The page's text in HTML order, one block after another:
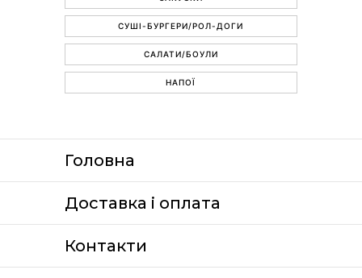
СУШІ-БУРГЕРИ/РОЛ-ДОГИ
САЛАТИ/БОУЛИ
НАПОЇ
Головна
Доставка i оплата
Контакти